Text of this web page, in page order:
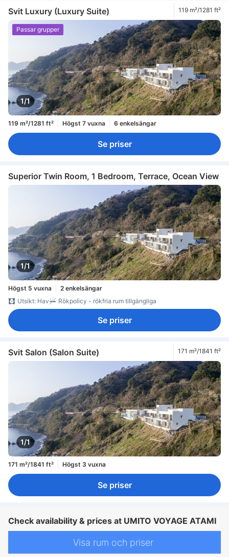
Svit Luxury (Luxury Suite) 119 m²/1281 ft²
1/1
Passar grupper
119 m²/1281 ft² Högst 7 vuxna 6 enkelsängar
Se priser
Superior Twin Room, 1 Bedroom, Terrace, Ocean View
1/1
Högst 5 vuxna
2 enkelsängar
Utsikt: Hav
Rökpolicy - rökfria rum tillgängliga
Se priser
Svit Salon (Salon Suite) 171 m²/1841 ft²
1/1
171 m²/1841 ft² Högst 3 vuxna
Se priser
Check availability & prices at UMITO VOYAGE ATAMI
Visa rum och priser